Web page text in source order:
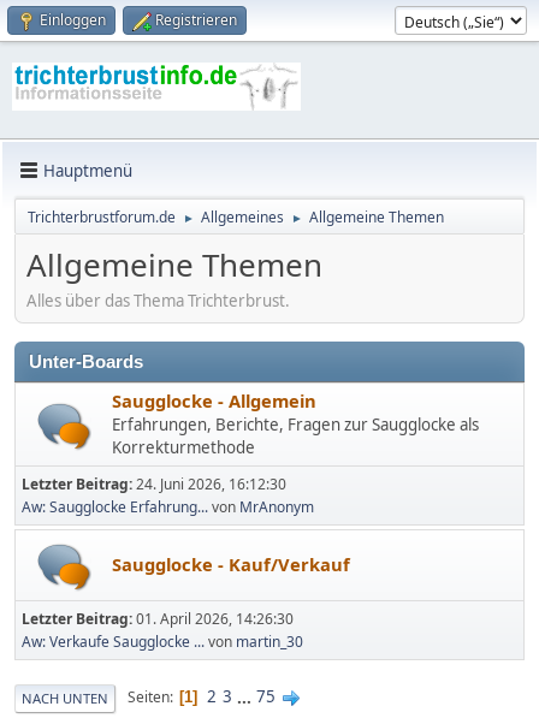
Einloggen Registrieren
Hauptmenü
Trichterbrustforum.de ► Allgemeines ► Allgemeine Themen
Allgemeine Themen
Alles über das Thema Trichterbrust.
Unter-Boards
Saugglocke - Allgemein
Erfahrungen, Berichte, Fragen zur Saugglocke als
Korrekturmethode
Letzter Beitrag:24. Juni 2026, 16:12:30
Aw: Saugglocke Erfahrung...von MrAnonym
Saugglocke - Kauf/Verkauf
Letzter Beitrag:01. April 2026, 14:26:30
Aw: Verkaufe Saugglocke ...von martin_30
NACH UNTEN Seiten 1 2 3 ... 75